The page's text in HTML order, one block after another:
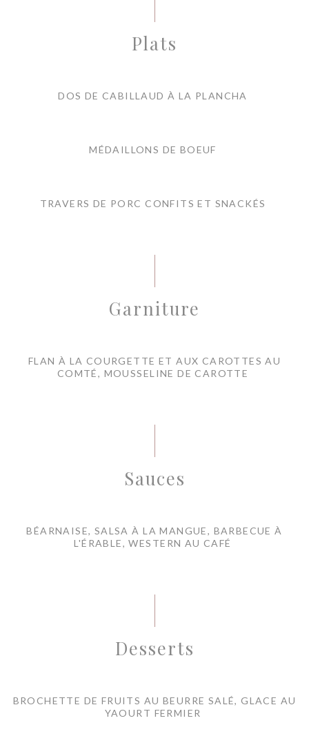
Plats
DOS DE CABILLAUD À LA PLANCHA
MÉDAILLONS DE BOEUF
TRAVERS DE PORC CONFITS ET SNACKÉS
Garniture
FLAN À LA COURGETTE ET AUX CAROTTES AU
COMTÉ, MOUSSELINE DE CAROTTE
Sauces
BÉARNAISE, SALSA À LA MANGUE, BARBECUE À
L'ÉRABLE, WESTERN AU CAFÉ
Desserts
BROCHETTE DE FRUITS AU BEURRE SALÉ, GLACE AU
YAOURT FERMIER